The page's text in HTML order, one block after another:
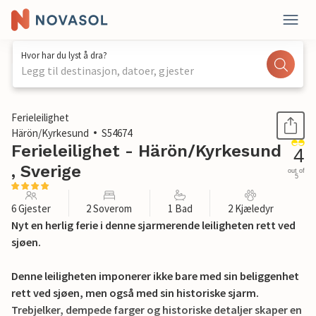
Hvor har du lyst å dra?
Legg til destinasjon, datoer, gjester
1 / 21
Ferieleilighet
Härön/Kyrkesund
S54674
Ferieleilighet - Härön/Kyrkesund
, Sverige
4
out of
5
6 Gjester 2 Soverom 1 Bad 2 Kjæledyr
Nyt en herlig ferie i denne sjarmerende leiligheten rett ved
sjøen.
Denne leiligheten imponerer ikke bare med sin beliggenhet
rett ved sjøen, men også med sin historiske sjarm.
Trebjelker, dempede farger og historiske detaljer skaper en